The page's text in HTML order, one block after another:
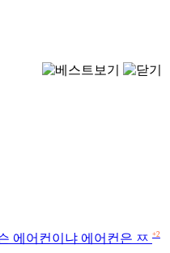
에어컨이냐 에어컨은 ㅉ +2